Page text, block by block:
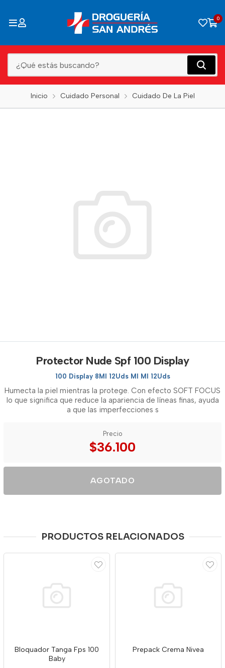
0
Inicio Cuidado Personal Cuidado De La Piel
Protector Nude Spf 100 Display
100 Display 8Ml 12Uds Ml Ml 12Uds
Humecta la piel mientras la protege. Con efecto SOFT FOCUS
lo que significa que reduce la apariencia de líneas finas, ayuda
a que las imperfecciones s
Precio
$36.100
AGOTADO
PRODUCTOS RELACIONADOS
Bloquador Tanga Fps 100
Baby
Prepack Crema Nivea